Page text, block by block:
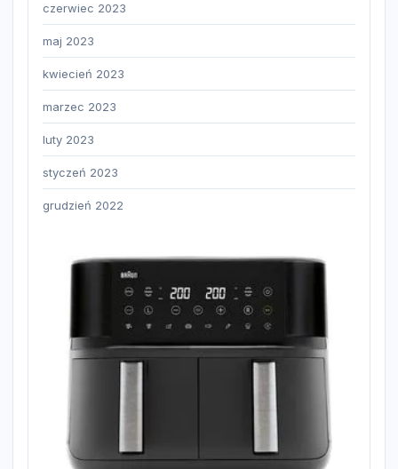
czerwiec 2023
maj 2023
kwiecień 2023
marzec 2023
luty 2023
styczeń 2023
grudzień 2022